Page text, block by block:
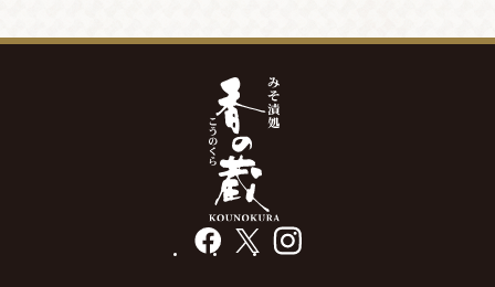
facebook instagram